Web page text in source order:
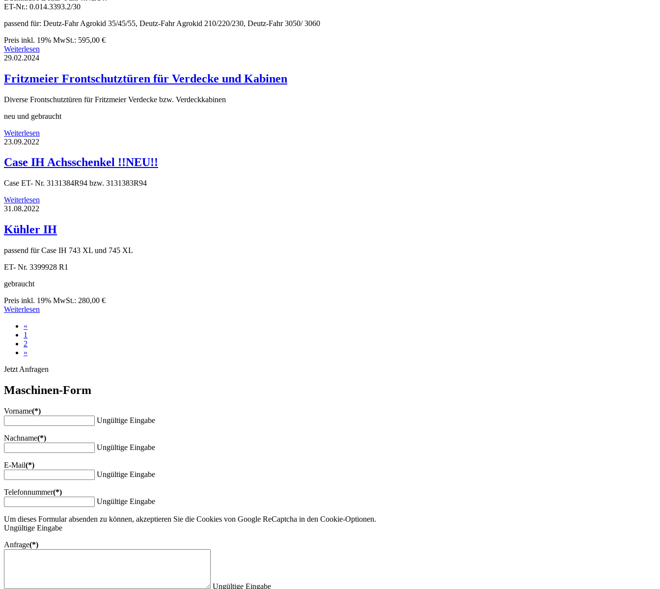
ET-Nr.: 0.014.3393.2/30
passend für: Deutz-Fahr Agrokid 35/45/55, Deutz-Fahr Agrokid 210/220/230, Deutz-Fahr 3050/ 3060
Preis inkl. 19% MwSt.: 595,00 €
Weiterlesen
29.02.2024
Fritzmeier Frontschutztüren für Verdecke und Kabinen
Diverse Frontschutztüren für Fritzmeier Verdecke bzw. Verdeckkabinen
neu und gebraucht
Weiterlesen
23.09.2022
Case IH Achsschenkel !!NEU!!
Case ET- Nr. 3131384R94 bzw. 3131383R94
Weiterlesen
31.08.2022
Kühler IH
passend für Case IH 743 XL und 745 XL
ET- Nr. 3399928 R1
gebraucht
Preis inkl. 19% MwSt.: 280,00 €
Weiterlesen
«
1
2
»
Jetzt Anfragen
Maschinen-Form
Vorname(*)
Ungültige Eingabe
Nachname(*)
Ungültige Eingabe
E-Mail(*)
Ungültige Eingabe
Telefonnummer(*)
Ungültige Eingabe
Um dieses Formular absenden zu können, akzeptieren Sie die Cookies von Google ReCaptcha in den Cookie-Optionen.
Ungültige Eingabe
Anfrage(*)
Ungültige Eingabe